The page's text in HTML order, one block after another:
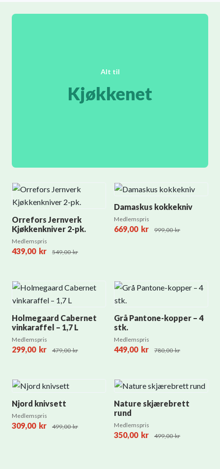
Kjøkkenet
Alt til
Orrefors Jernverk
Kjøkkenkniver 2-pk.
Medlemspris
439,00 kr 549,00kr
Damaskus kokkekniv
Medlemspris
669,00 kr 999,00kr
Holmegaard Cabernet
vinkaraffel – 1,7 L
Medlemspris
299,00 kr 479,00kr
Grå Pantone-kopper – 4
stk.
Medlemspris
449,00 kr 780,00kr
Njord knivsett
Medlemspris
309,00 kr 499,00kr
Nature skjærebrett
rund
Medlemspris
350,00 kr 499,00kr